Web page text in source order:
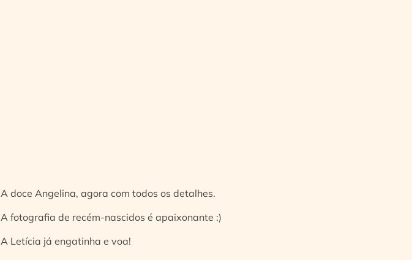
A doce Angelina, agora com todos os detalhes.
A fotografia de recém-nascidos é apaixonante :)
A Letícia já engatinha e voa!